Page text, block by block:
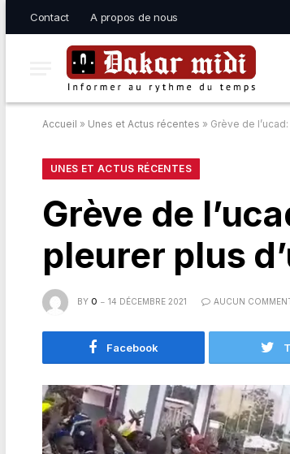
Contact A propos de nous
Accueil » Unes et Actus récentes » Grève de
UNES ET ACTUS RÉCENTES
Grève de
pleurer plus
BY O 14 DÉCEMBRE 2021 AUCUN
Facebook